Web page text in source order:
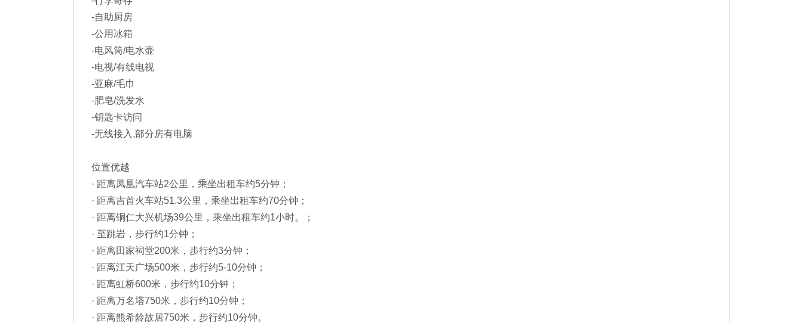
-自助厨房
-公用冰箱
-电风筒/电水壶
-电视/有线电视
-亚麻/毛巾
-肥皂/洗发水
-钥匙卡访问
-无线接入,部分房有电脑
位置优越
· 距离凤凰汽车站2公里，乘坐出租车约5分钟；
· 距离吉首火车站51.3公里，乘坐出租车约70分钟；
· 距离铜仁大兴机场39公里，乘坐出租车约1小时。；
· 至跳岩，步行约1分钟；
· 距离田家祠堂200米，步行约3分钟；
· 距离江天广场500米，步行约5-10分钟；
· 距离虹桥600米，步行约10分钟；
· 距离万名塔750米，步行约10分钟；
· 距离熊希龄故居750米，步行约10分钟。